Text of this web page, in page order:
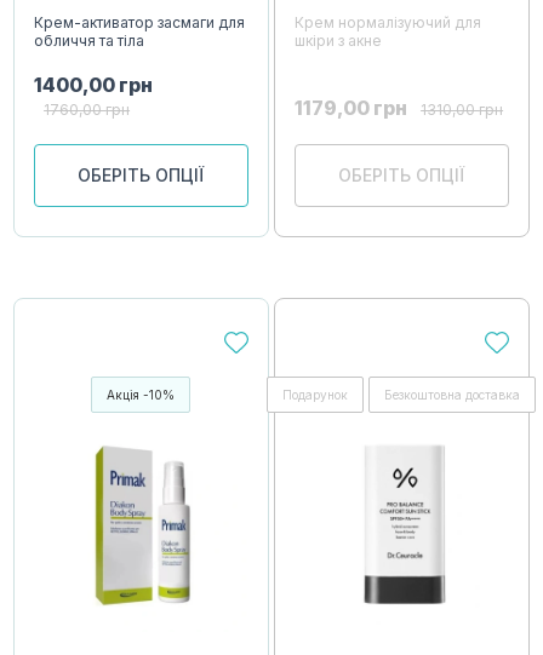
Крем-активатор засмаги для
обличчя та тіла
1400,00 грн
1760,00грн
ОБЕРІТЬ ОПЦІЇ
Крем нормалізуючий для
шкіри з акне
1179,00 грн 1310,00грн
ОБЕРІТЬ ОПЦІЇ
Акція -10% Подарунок Безкоштовна доставка